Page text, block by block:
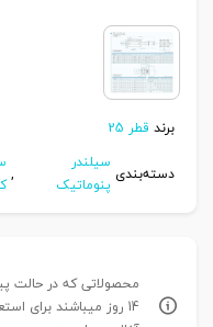
برند قطر 25
دسته‌بندی سیلندر
پنوماتیک
,
14 روز میباشند برای